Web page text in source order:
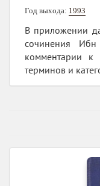
Год выхода: 1993
В приложении
сочинения
комментарии к
терминов и